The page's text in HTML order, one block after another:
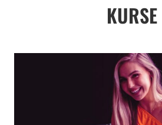
KURSE